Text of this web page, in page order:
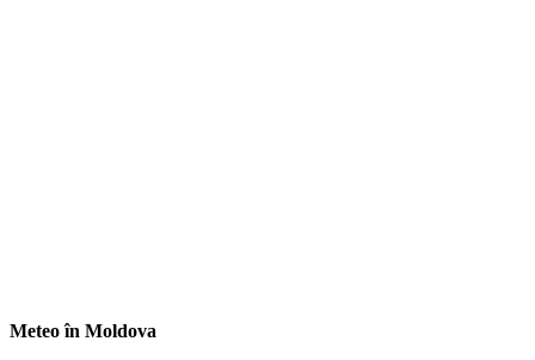
Meteo în Moldova